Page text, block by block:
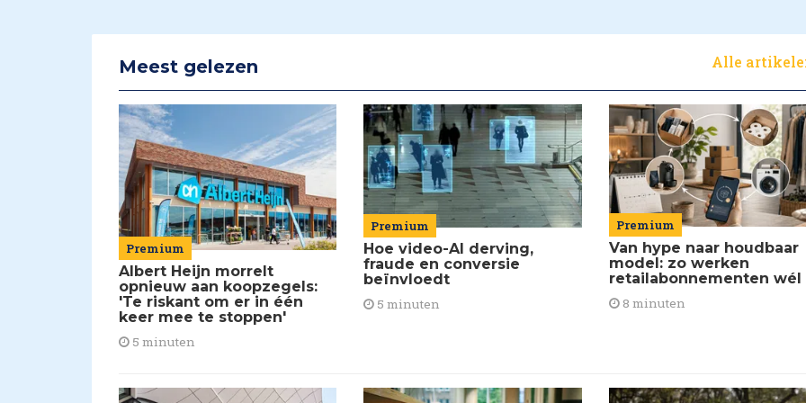
Meest gelezen Alle
Premium
Albert Heijn morrelt
opnieuw aan koopzegels:
'Te riskant om er in één
keer mee te stoppen'
5 minuten
Premium
Hoe video-AI derving,
fraude en conversie
beïnvloedt
5 minuten
Premium
Van hype naar houdbaar
model: zo werken
retailabonnementen wél
8 minuten